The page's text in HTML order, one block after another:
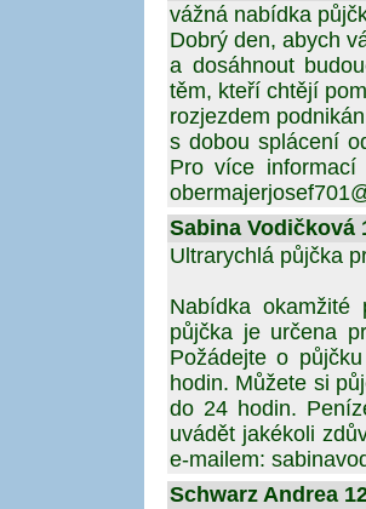
vážná nabídka
Dobrý den, abych
a dosáhnout
těm, kteří chtějí
rozjezdem
s dobou splácení
Pro více
Sabina Vodičková
Ultrarychlá půjčka
Nabídka okamžité
půjčka je určena
Požádejte o
hodin. Můžete si
do 24 hodin.
uvádět jakékoli
e-mailem:
Schwarz Andrea